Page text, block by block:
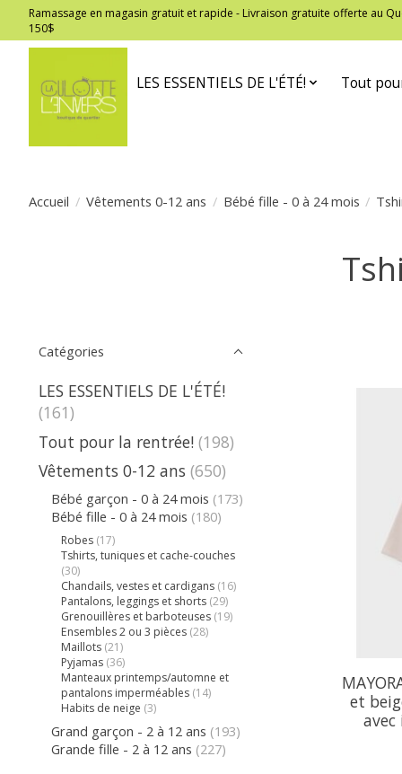
Ramassage en magasin gratuit et rapide - Livraison gratuite offerte au
150$
LES ESSENTIELS DE L'ÉTÉ! Tout
Accueil / Vêtements 0-12 ans / Bébé fille - 0 à 24 mois /
Catégories
LES ESSENTIELS DE L'ÉTÉ!
(161)
Tout pour la rentrée! (198)
Vêtements 0-12 ans (650)
Bébé garçon - 0 à 24 mois (173)
Bébé fille - 0 à 24 mois (180)
Robes (17)
Tshirts, tuniques et cache-couches
(30)
Chandails, vestes et cardigans (16)
Pantalons, leggings et shorts (29)
Grenouillères et barboteuses (19)
Ensembles 2 ou 3 pièces (28)
Maillots (21)
Pyjamas (36)
Manteaux printemps/automne et
pantalons imperméables (14)
Habits de neige (3)
Grand garçon - 2 à 12 ans (193)
Grande fille - 2 à 12 ans (227)
et